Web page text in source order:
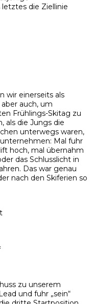
die Ziellinie
wir einerseits als
auch, um
Frühlings-Skitag zu
als die Jungs die
unterwegs waren,
Mal fuhr
hoch, mal übernahm
das Schlusslicht in
Das war genau
nach den Skiferien so
zu unserem
und fuhr „sein“